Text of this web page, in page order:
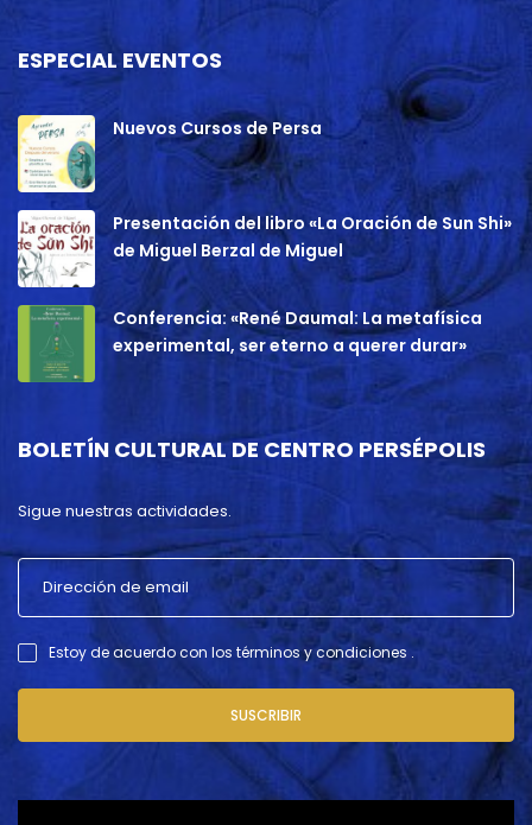
ESPECIAL EVENTOS
Nuevos Cursos de Persa
Presentación del libro «La Oración de Sun Shi»
de Miguel Berzal de Miguel
Conferencia: «René Daumal: La metafísica
experimental, ser eterno a querer durar»
BOLETÍN CULTURAL DE CENTRO PERSÉPOLIS
Sigue nuestras actividades.
Estoy de acuerdo con los términos y condiciones .
SUSCRIBIR